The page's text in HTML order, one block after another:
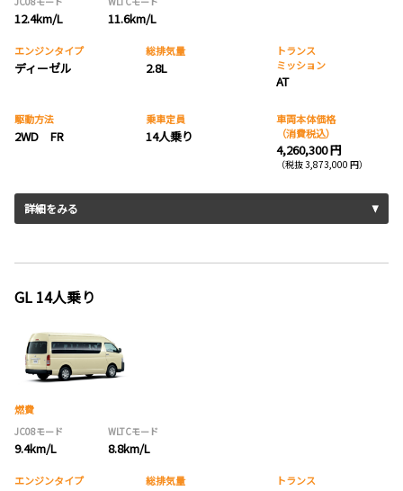
12.4km/L 11.6km/L
エンジンタイプ
ディーゼル
総排気量
2.8L
トランス
ミッション
AT
駆動方法
2WD FR
乗車定員
14人乗り
車両本体価格
（消費税込）
4,260,300 円
（税抜 3,873,000 円）
詳細をみる
GL 14人乗り
燃費
JC08モード
9.4km/L
WLTCモード
8.8km/L
エンジンタイプ 総排気量
トランス